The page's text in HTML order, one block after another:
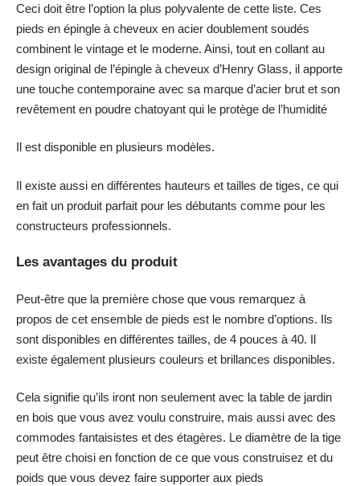
Ceci doit être l’option la plus polyvalente de cette liste. Ces
pieds en épingle à cheveux en acier doublement soudés
combinent le vintage et le moderne. Ainsi, tout en collant au
design original de l’épingle à cheveux d’Henry Glass, il apporte
une touche contemporaine avec sa marque d’acier brut et son
revêtement en poudre chatoyant qui le protège de l’humidité
Il est disponible en plusieurs modèles.
Il existe aussi en différentes hauteurs et tailles de tiges, ce qui
en fait un produit parfait pour les débutants comme pour les
constructeurs professionnels.
Les avantages du produit
Peut-être que la première chose que vous remarquez à
propos de cet ensemble de pieds est le nombre d’options. Ils
sont disponibles en différentes tailles, de 4 pouces à 40. Il
existe également plusieurs couleurs et brillances disponibles.
Cela signifie qu’ils iront non seulement avec la table de jardin
en bois que vous avez voulu construire, mais aussi avec des
commodes fantaisistes et des étagères. Le diamètre de la tige
peut être choisi en fonction de ce que vous construisez et du
poids que vous devez faire supporter aux pieds